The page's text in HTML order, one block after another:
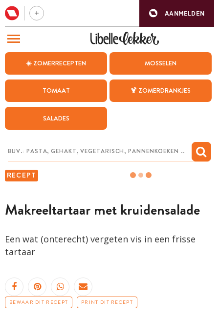
AANMELDEN
☀️ ZOMERRECEPTEN MOSSELEN
TOMAAT 🍹 ZOMERDRANKJES
SALADES
RECEPT
Makreeltartaar met kruidensalade
Een wat (onterecht) vergeten vis in een frisse
tartaar
BEWAAR DIT RECEPT PRINT DIT RECEPT
BEZOEK ONZE ANDERE WEBSITES
WEEKMENU
CHAT MET MAIA
MIJN BEWAARDE RECEPTEN